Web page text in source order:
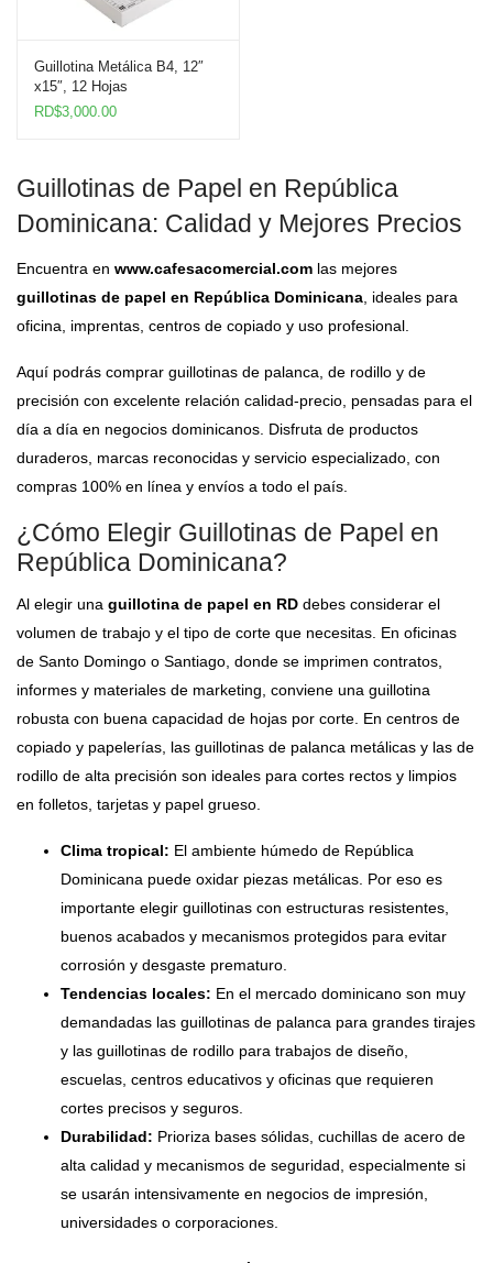
Guillotina Metálica B4, 12″
x15″, 12 Hojas
RD$3,000.00
Guillotinas de Papel en República
Dominicana: Calidad y Mejores Precios
Encuentra en www.cafesacomercial.com las mejores
guillotinas de papel en República Dominicana , ideales para
oficina, imprentas, centros de copiado y uso profesional.
Aquí podrás comprar guillotinas de palanca, de rodillo y de
precisión con excelente relación calidad-precio, pensadas para el
día a día en negocios dominicanos. Disfruta de productos
duraderos, marcas reconocidas y servicio especializado, con
compras 100% en línea y envíos a todo el país.
¿Cómo Elegir Guillotinas de Papel en
República Dominicana?
Al elegir una guillotina de papel en RD debes considerar el
volumen de trabajo y el tipo de corte que necesitas. En oficinas
de Santo Domingo o Santiago, donde se imprimen contratos,
informes y materiales de marketing, conviene una guillotina
robusta con buena capacidad de hojas por corte. En centros de
copiado y papelerías, las guillotinas de palanca metálicas y las de
rodillo de alta precisión son ideales para cortes rectos y limpios
en folletos, tarjetas y papel grueso.
Clima tropical: El ambiente húmedo de República
Dominicana puede oxidar piezas metálicas. Por eso es
importante elegir guillotinas con estructuras resistentes,
buenos acabados y mecanismos protegidos para evitar
corrosión y desgaste prematuro.
Tendencias locales: En el mercado dominicano son muy
demandadas las guillotinas de palanca para grandes tirajes
y las guillotinas de rodillo para trabajos de diseño,
escuelas, centros educativos y oficinas que requieren
cortes precisos y seguros.
Durabilidad: Prioriza bases sólidas, cuchillas de acero de
alta calidad y mecanismos de seguridad, especialmente si
se usarán intensivamente en negocios de impresión,
universidades o corporaciones.